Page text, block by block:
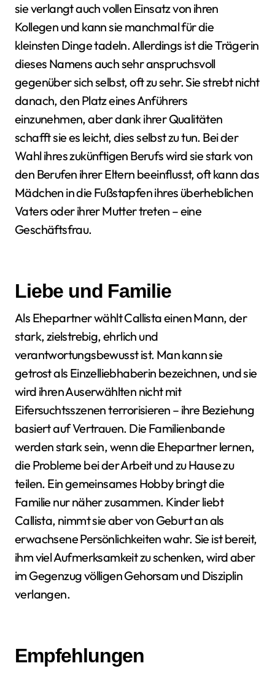
sie verlangt auch vollen Einsatz von ihren
Kollegen und kann sie manchmal für die
kleinsten Dinge tadeln. Allerdings ist die Trägerin
dieses Namens auch sehr anspruchsvoll
gegenüber sich selbst, oft zu sehr. Sie strebt nicht
danach, den Platz eines Anführers
einzunehmen, aber dank ihrer Qualitäten
schafft sie es leicht, dies selbst zu tun. Bei der
Wahl ihres zukünftigen Berufs wird sie stark von
den Berufen ihrer Eltern beeinflusst, oft kann das
Mädchen in die Fußstapfen ihres überheblichen
Vaters oder ihrer Mutter treten – eine
Geschäftsfrau.
Liebe und Familie
Als Ehepartner wählt Callista einen Mann, der
stark, zielstrebig, ehrlich und
verantwortungsbewusst ist. Man kann sie
getrost als Einzelliebhaberin bezeichnen, und sie
wird ihren Auserwählten nicht mit
Eifersuchtsszenen terrorisieren – ihre Beziehung
basiert auf Vertrauen. Die Familienbande
werden stark sein, wenn die Ehepartner lernen,
die Probleme bei der Arbeit und zu Hause zu
teilen. Ein gemeinsames Hobby bringt die
Familie nur näher zusammen. Kinder liebt
Callista, nimmt sie aber von Geburt an als
erwachsene Persönlichkeiten wahr. Sie ist bereit,
ihm viel Aufmerksamkeit zu schenken, wird aber
im Gegenzug völligen Gehorsam und Disziplin
verlangen.
Empfehlungen